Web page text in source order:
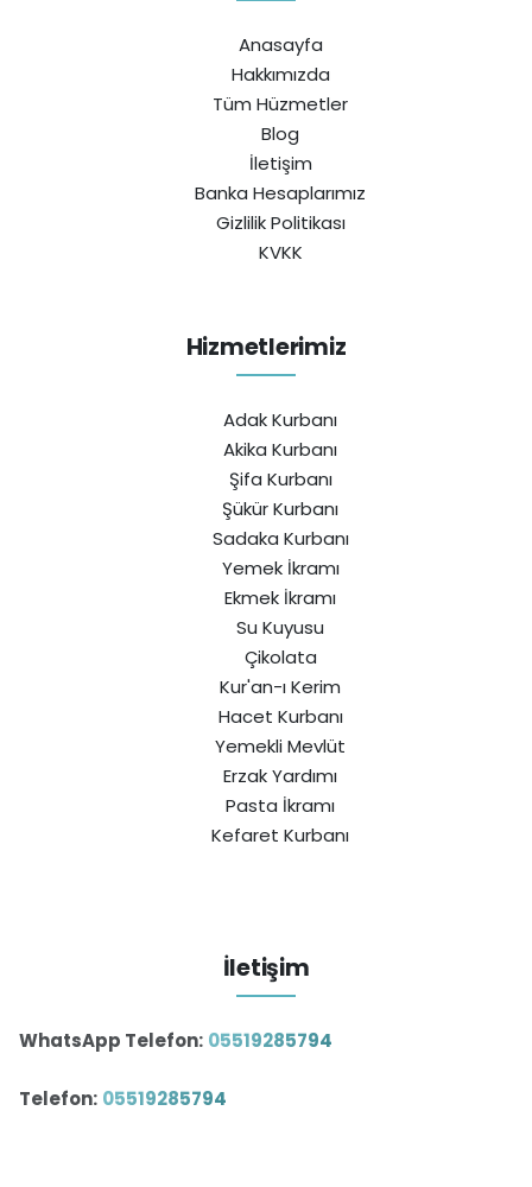
Anasayfa
Hakkımızda
Tüm Hüzmetler
Blog
İletişim
Banka Hesaplarımız
Gizlilik Politikası
KVKK
Hizmetlerimiz
Adak Kurbanı
Akika Kurbanı
Şifa Kurbanı
Şükür Kurbanı
Sadaka Kurbanı
Yemek İkramı
Ekmek İkramı
Su Kuyusu
Çikolata
Kur'an-ı Kerim
Hacet Kurbanı
Yemekli Mevlüt
Erzak Yardımı
Pasta İkramı
Kefaret Kurbanı
İletişim
WhatsApp Telefon: 05519285794
Telefon: 05519285794